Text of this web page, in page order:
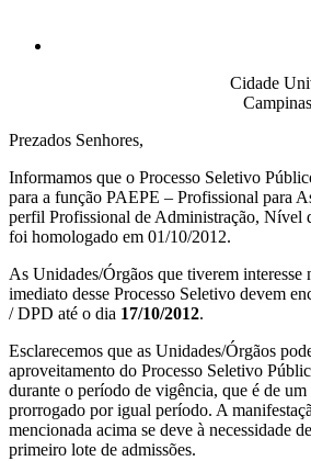
Cidade
Prezados Senhores,
Informamos que o Processo Seletivo
para a função PAEPE – Profissional para
perfil Profissional de Administração, Nível
foi homologado em 01/10/2012.
As Unidades/Órgãos que tiverem interesse
imediato desse Processo Seletivo devem
/ DPD até o dia 17/10/2012.
Esclarecemos que as Unidades/Órgãos
aproveitamento do Processo Seletivo
durante o período de vigência, que é de
prorrogado por igual período. A
mencionada acima se deve à necessidade
primeiro lote de admissões.